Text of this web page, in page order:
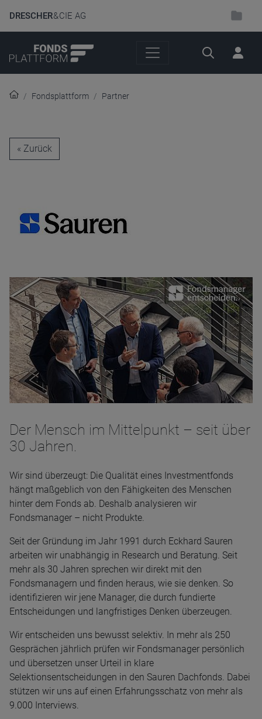
DRESCHER& CIE AG
Suche
Fondsplattform Partner
« Zurück
Der Mensch im Mittelpunkt – seit über
30 Jahren.
Wir sind überzeugt: Die Qualität eines Investmentfonds
hängt maßgeblich von den Fähigkeiten des Menschen
hinter dem Fonds ab. Deshalb analysieren wir
Fondsmanager – nicht Produkte.
Seit der Gründung im Jahr 1991 durch Eckhard Sauren
arbeiten wir unabhängig in Research und Beratung. Seit
mehr als 30 Jahren sprechen wir direkt mit den
Fondsmanagern und finden heraus, wie sie denken. So
identifizieren wir jene Manager, die durch fundierte
Entscheidungen und langfristiges Denken überzeugen.
Wir entscheiden uns bewusst selektiv. In mehr als 250
Gesprächen jährlich prüfen wir Fondsmanager persönlich
und übersetzen unser Urteil in klare
Selektionsentscheidungen in den Sauren Dachfonds. Dabei
stützen wir uns auf einen Erfahrungsschatz von mehr als
9.000 Interviews.